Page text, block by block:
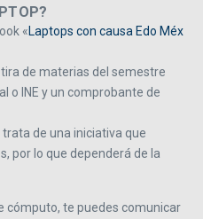
«Laptops con causa Edo Méx
de materias del semestre
o INE y un comprobante de
de una iniciativa que
por lo que dependerá de la
cómputo, te puedes comunicar